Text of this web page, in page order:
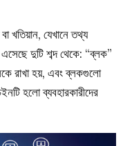
খতিয়ান, যেখানে তথ্য
দুটি শব্দ থেকে: “ব্লক”
রাখা হয়, এবং ব্লকগুলো
হলো ব্যবহারকারীদের